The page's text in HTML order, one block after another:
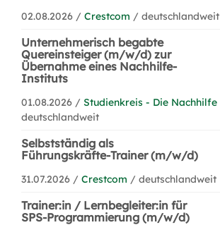
02.08.2026 / Crestcom / deutschlandweit
Unternehmerisch begabte
Quereinsteiger (m/w/d) zur
Übernahme eines Nachhilfe-
Instituts
01.08.2026 / Studienkreis - Die Nachhilfe
deutschlandweit
Selbstständig als
Führungskräfte-Trainer (m/w/d)
31.07.2026 / Crestcom / deutschlandweit
Trainer:in / Lernbegleiter:in für
SPS-Programmierung (m/w/d)